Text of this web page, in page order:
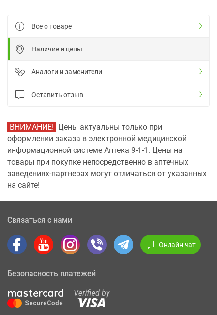
Все о товаре
Наличие и цены
Аналоги и заменители
Оставить отзыв
ВНИМАНИЕ! Цены актуальны только при
оформлении заказа в электронной медицинской
информационной системе Аптека 9-1-1. Цены на
товары при покупке непосредственно в аптечных
заведениях-партнерах могут отличаться от указанных
на сайте!
Связаться с нами
Онлайн чат
Безопасность платежей